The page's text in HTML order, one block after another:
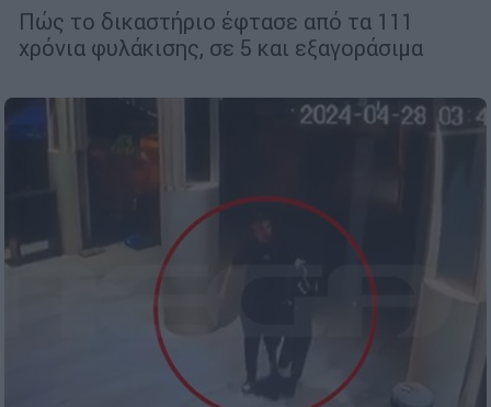
Πώς το δικαστήριο έφτασε από τα 111
χρόνια φυλάκισης, σε 5 και εξαγοράσιμα